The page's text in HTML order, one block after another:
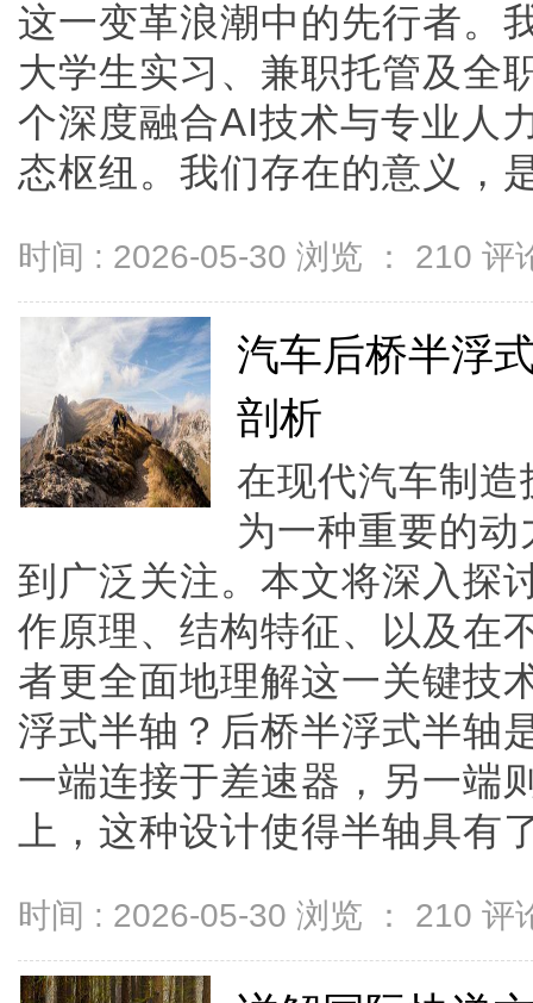
这一变革浪潮中的先行者。
大学生实习、兼职托管及全
个深度融合AI技术与专业人
态枢纽。我们存在的意义，
时间 : 2026-05-30 浏览 ： 210 评
汽车后桥半浮
剖析
在现代汽车制
为一种重要的
到广泛关注。本文将深入探
作原理、结构特征、以及在
者更全面地理解这一关键技
浮式半轴？后桥半浮式半轴
一端连接于差速器，另一端
上，这种设计使得半轴具有
时间 : 2026-05-30 浏览 ： 210 评